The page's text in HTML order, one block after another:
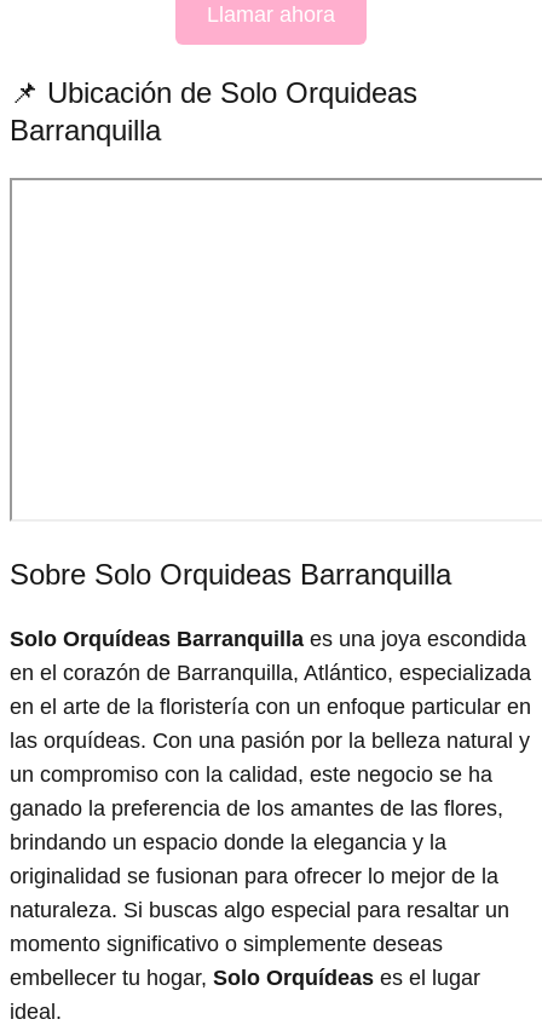
Llamar ahora
📌 Ubicación de Solo Orquideas
Barranquilla
Sobre Solo Orquideas Barranquilla
Solo Orquídeas Barranquilla es una joya escondida
en el corazón de Barranquilla, Atlántico, especializada
en el arte de la floristería con un enfoque particular en
las orquídeas. Con una pasión por la belleza natural y
un compromiso con la calidad, este negocio se ha
ganado la preferencia de los amantes de las flores,
brindando un espacio donde la elegancia y la
originalidad se fusionan para ofrecer lo mejor de la
naturaleza. Si buscas algo especial para resaltar un
momento significativo o simplemente deseas
embellecer tu hogar, Solo Orquídeas es el lugar
ideal.